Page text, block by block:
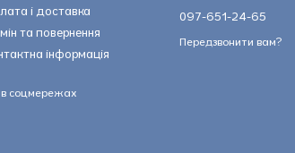
і доставка
та повернення
інформація
соцмережах
097-651-24-65
Передзвонити вам?